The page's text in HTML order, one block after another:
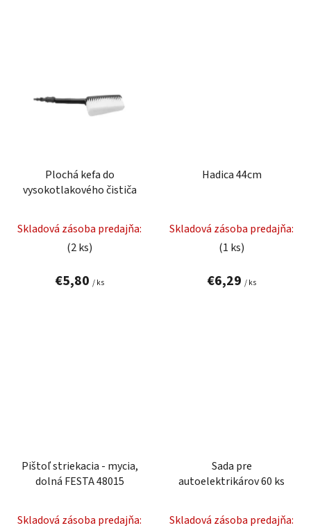
Plochá kefa do
vysokotlakového čističa
Skladová zásoba predajňa:
(2 ks)
€5,80 / ks
Hadica 44cm
Skladová zásoba predajňa:
(1 ks)
€6,29 / ks
Pištoľ striekacia - mycia,
dolná FESTA 48015
Skladová zásoba predajňa:
Sada pre
autoelektrikárov 60 ks
Skladová zásoba predajňa: